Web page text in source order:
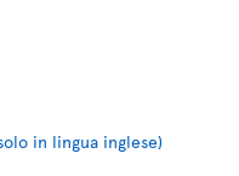
in lingua inglese)